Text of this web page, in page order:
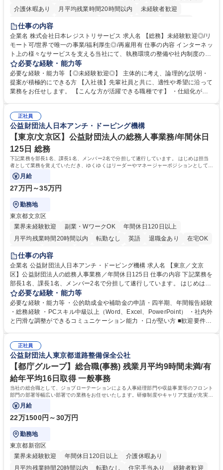
介護休暇あり
月平均残業時間20時間以内
未経験者歓迎
住宅手当あり
完全週休2日制
交通費支給 駅近5分以内 土日祝休み 服装自由
仕事の内容
企業名 株式会社日本レジストリサービス 求人名 【総務】未経験歓迎◎/リ
モート可/世界で唯一の事業/福利厚生◎/再雇用有 仕事の内容 インターネッ
ト上の様々なサービスを支える当社にて、執務環境の整備や社内制度の検
討、イベント運営などの幅広い業務を担当し、間接的に会社の生産性向上
や成長に貢献している部署です。 会社の全メンバーが安心して長く成果を
発揮できる環境を整えるために、毎日のメンテナンスや維持管理に加え、
新たな施策検討を積極的に行っていただき、会社全体を巻き込み課題解決
幅広い業務の体得が可能で、多様なキャリアパスを描くことも可能です。
募集職種 【総務】未経験歓迎◎/リモート可/世界で唯一の事業/福利厚生◎/
再雇用有
必要な経験・能力等
必要な経験・能力等 【◎未経験歓迎◎】 主体的に考え、論理的な説明・
提案が積極的にできる方 【入社後】先輩社員と共に、適性や希望に沿って
業務をお任せします。 【こんな方が活躍できる職種です】 ・仕組化が好
対処できる・新しいことに興味関心がある 【魅力】■自己啓発支援：資格
取得や通信教育など費用の80%（年間25万円まで）を補助 ■住宅手当：家
賃の50%（月額7万円まで）を補助 学歴・資格 学歴：大学院 大学 語学
力： 資格：
正社員
公益財団法人日本アンチ・ドーピング機構
【東京/文京区】公益財団法人の総務人事業務/年間休日
125日 総務
下記業務を部長1名、課長1名、メンバー2名で分担して遂行しています。 はじめは担当
者として業務を覚えていただき、ゆくゆくはリーダーやマネージャーポジションとして活
躍いただくことを期待しています。
月給
27万円～35万円
勤務地
東京都文京区
業界未経験歓迎
副業・WワークOK
年間休日120日以上
月平均残業時間20時間以内
転勤なし 英語 退職金あり
在宅OK
賞与あり
育休あり
食事補助あり
仕事の内容
企業名 公益財団法人日本アンチ・ドーピング機構 求人名 【東京／文京
区】公益財団法人の総務人事業務／年間休日125日 仕事の内容 下記業務を
部長1名、課長1名、メンバー2名で分担して遂行しています。 はじめは担
当者として業務を覚えていただき、ゆくゆくはリーダーやマネージャーポ
ジションとして活躍いただくことを期待しています。 【総務・人事グルー
プの業務内容】 ・人事制度関連 ・採用活動 ・教育研修の企画、実行 ・勤
怠管理 ・官公庁への各種提出 ・法定の会議運営（評議員会、理事会） ・
管理 ・福利厚生関連 ・職員からの問合せ、相談対応 ・その他日常の総務
業務全般 募集職種 【東京／文京区】公益財団法人の総務人事業務／年間
休日125日
必要な経験・能力等
必要な経験・能力等 ・公的助成金や補助金の申請・四半期、年間報告経験
・総務経験 ・PCスキル中級以上（Word、Excel、PowerPoint） ・社内外
と円滑な調整ができるコミュニケーション能力 ・口が堅い方 ■歓迎要件
正社員
公益財団法人東京都道路整備保全公社
【都庁グループ】総合職(事務) 残業月平均9時間未満/有
給年平均16日取得 一般事務
当社の総合職として、ジョブローテーションによる人事経理部門や収益事業等のフロント
部門の部署等幅広い部署での業務をお任せいたします。研修制度やキャリア支援が充実し
ております！ ※下記業務詳細
月給
22万1500円～30万円
勤務地
東京都新宿区
業界未経験歓迎
年間休日120日以上
介護休暇あり
月平均残業時間20時間以内
転勤なし 住宅手当あり 経験者歓迎